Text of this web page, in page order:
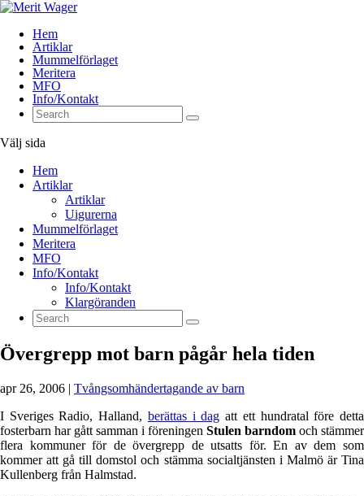
Hem
Artiklar
Mummelförlaget
Meritera
MFO
Info/Kontakt
Välj sida
Hem
Artiklar
Artiklar
Uigurerna
Mummelförlaget
Meritera
MFO
Info/Kontakt
Info/Kontakt
Klargöranden
Övergrepp mot barn pågår hela tiden
apr 26, 2006 | Tvångsomhändertagande av barn
I Sveriges Radio, Halland, berättas i dag att ett hundratal före detta
fosterbarn har gått samman i föreningen Stulen barndom och stämmer
flera kommuner för de övergrepp de utsatts för. En av dem som
kommer att gå till domstol och stämma socialtjänsten i Malmö är Tina
Kullenberg från Halmstad.